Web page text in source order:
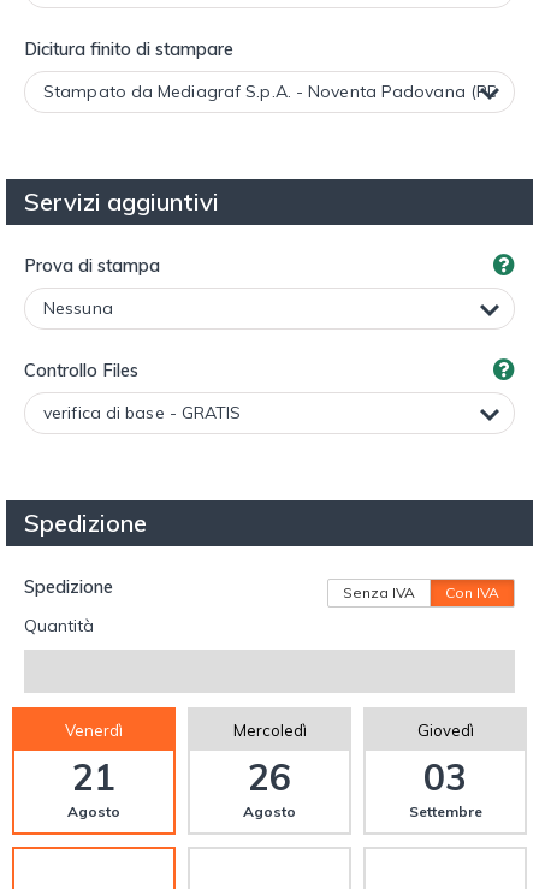
Dicitura finito di stampare
Servizi aggiuntivi
Prova di stampa
Controllo Files
Spedizione
Spedizione Senza IVA Con IVA
Quantità
Venerdì
21
Agosto
Mercoledì
26
Agosto
Giovedì
03
Settembre